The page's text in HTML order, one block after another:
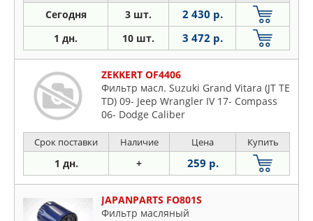
Сегодня 3 шт. 2 430 р.
1 дн. 10 шт. 3 472 р.
ZEKKERT OF4406
Фильтр масл. Suzuki Grand Vitara (JT TE
TD) 09- Jeep Wrangler IV 17- Compass
06- Dodge Caliber
Срок поставки Наличие Цена Купить
1 дн. + 259 р.
JAPANPARTS FO801S
Фильтр масляный